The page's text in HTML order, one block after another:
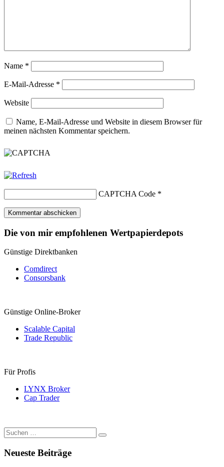
Name *
E-Mail-Adresse *
Website
Name, E-Mail-Adresse und Website in diesem Browser für
meinen nächsten Kommentar speichern.
CAPTCHA Code *
Die von mir empfohlenen Wertpapierdepots
Günstige Direktbanken
Comdirect
Consorsbank
Günstige Online-Broker
Scalable Capital
Trade Republic
Für Profis
LYNX Broker
Cap Trader
Suchen
nach:
Suchen
Neueste Beiträge